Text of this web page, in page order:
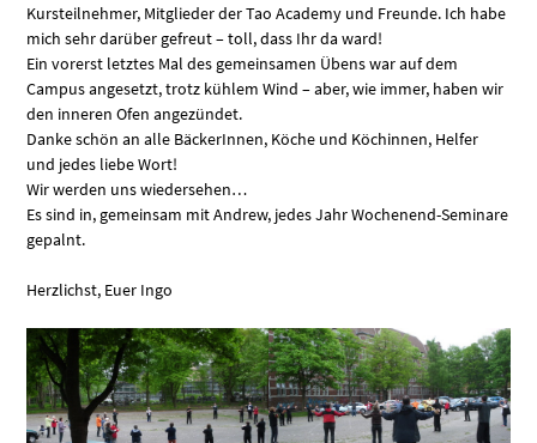
Kursteilnehmer, Mitglieder der Tao Academy und Freunde. Ich habe
mich sehr darüber gefreut – toll, dass Ihr da ward!
Ein vorerst letztes Mal des gemeinsamen Übens war auf dem
Campus angesetzt, trotz kühlem Wind – aber, wie immer, haben wir
den inneren Ofen angezündet.
Danke schön an alle BäckerInnen, Köche und Köchinnen, Helfer
und jedes liebe Wort!
Wir werden uns wiedersehen…
Es sind in, gemeinsam mit Andrew, jedes Jahr Wochenend-Seminare
gepalnt.
Herzlichst, Euer Ingo